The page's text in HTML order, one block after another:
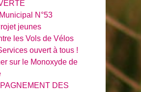
N°53
jeunes
les Vols de Vélos
ouvert à tous !
sur le Monoxyde de
DES